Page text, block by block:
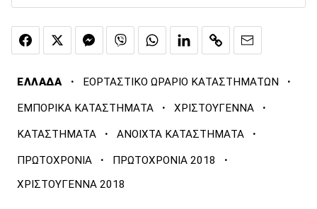
ΕΛΛΑΔΑ · ΕΟΡΤΑΣΤΙΚΟ ΩΡΑΡΙΟ ΚΑΤΑΣΤΗΜΑΤΩΝ ·
ΕΜΠΟΡΙΚΑ ΚΑΤΑΣΤΗΜΑΤΑ · ΧΡΙΣΤΟΥΓΕΝΝΑ ·
ΚΑΤΑΣΤΗΜΑΤΑ · ΑΝΟΙΧΤΑ ΚΑΤΑΣΤΗΜΑΤΑ ·
ΠΡΩΤΟΧΡΟΝΙΑ · ΠΡΩΤΟΧΡΟΝΙΑ 2018 ·
ΧΡΙΣΤΟΥΓΕΝΝΑ 2018